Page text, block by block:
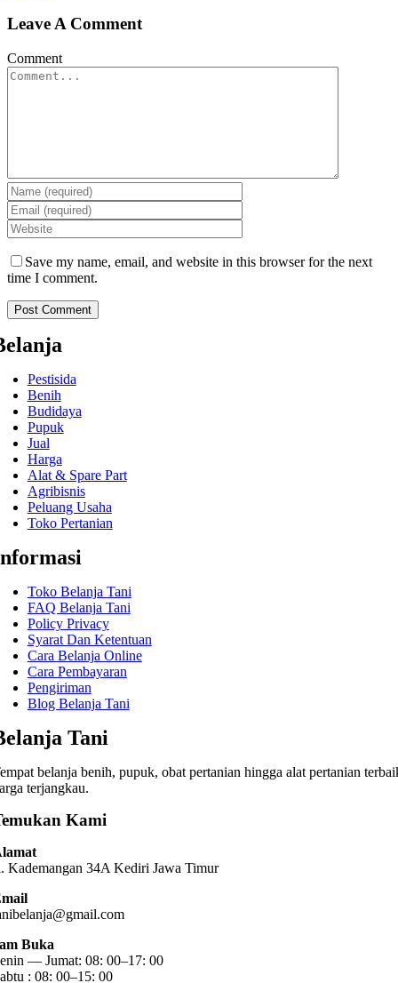
Leave A Comment
Comment
Save my name, email, and website in this browser for the next
time I comment.
Pestisida
Benih
Budidaya
Pupuk
Jual
Harga
Alat & Spare Part
Agribisnis
Peluang Usaha
Toko Pertanian
Toko Belanja Tani
FAQ Belanja Tani
Policy Privacy
Syarat Dan Ketentuan
Cara Belanja Online
Cara Pembayaran
Pengiriman
Blog Belanja Tani
Tani
belanja benih, pupuk, obat pertanian hingga alat pertanian
terjangkau.
Kami
Kademangan 34A Kediri Jawa Timur
Buka
— Jumat: 08: 00–17: 00
: 08: 00–15: 00